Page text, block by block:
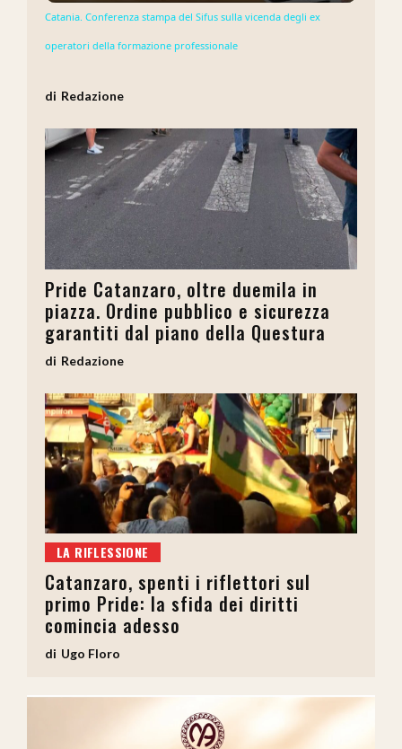
Catania. Conferenza stampa del Sifus sulla vicenda degli ex
operatori della formazione professionale
Redazione
Pride Catanzaro, oltre duemila in
piazza. Ordine pubblico e sicurezza
garantiti dal piano della Questura
Redazione
LA RIFLESSIONE
Catanzaro, spenti i riflettori sul
primo Pride: la sfida dei diritti
comincia adesso
Ugo Floro